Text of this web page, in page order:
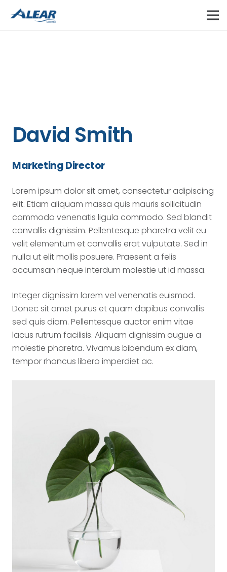
David Smith
Marketing Director
Lorem ipsum dolor sit amet, consectetur adipiscing
elit. Etiam aliquam massa quis mauris sollicitudin
commodo venenatis ligula commodo. Sed blandit
convallis dignissim. Pellentesque pharetra velit eu
velit elementum et convallis erat vulputate. Sed in
nulla ut elit mollis posuere. Praesent a felis
accumsan neque interdum molestie ut id massa.
Integer dignissim lorem vel venenatis euismod.
Donec sit amet purus et quam dapibus convallis
sed quis diam. Pellentesque auctor enim vitae
lacus rutrum facilisis. Aliquam dignissim augue a
molestie pharetra. Vivamus bibendum ex diam,
tempor rhoncus libero imperdiet ac.